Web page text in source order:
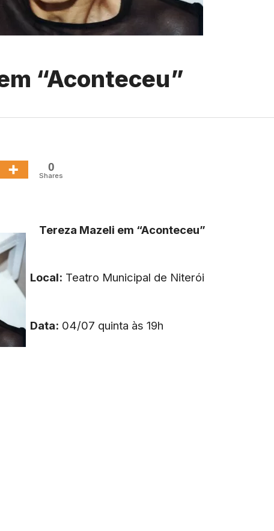
“Aconteceu”
0
Shares
Tereza Mazeli em “Aconteceu”
Local: Teatro Municipal de Niterói
Data: 04/07 quinta às 19h